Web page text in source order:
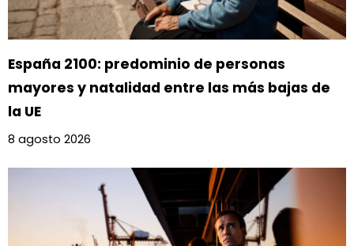
España 2100: predominio de personas
mayores y natalidad entre las más bajas de
la UE
8 agosto 2026